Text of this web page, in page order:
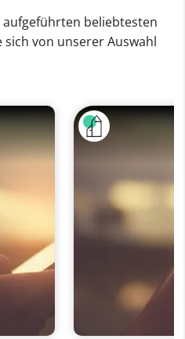
beliebtesten
sich von unserer Auswahl